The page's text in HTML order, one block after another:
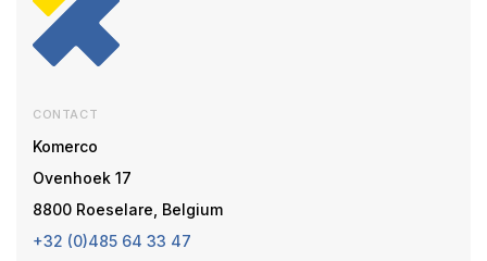
CONTACT
Komerco
Ovenhoek 17
8800 Roeselare, Belgium
+32 (0)485 64 33 47